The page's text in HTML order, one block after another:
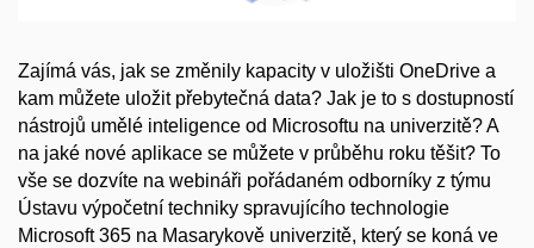
Zajímá vás, jak se změnily kapacity v uložišti OneDrive a
kam můžete uložit přebytečná data? Jak je to s dostupností
nástrojů umělé inteligence od Microsoftu na univerzitě? A
na jaké nové aplikace se můžete v průběhu roku těšit? To
vše se dozvíte na webináři pořádaném odborníky z týmu
Ústavu výpočetní techniky spravujícího technologie
Microsoft 365 na Masarykově univerzitě, který se koná ve